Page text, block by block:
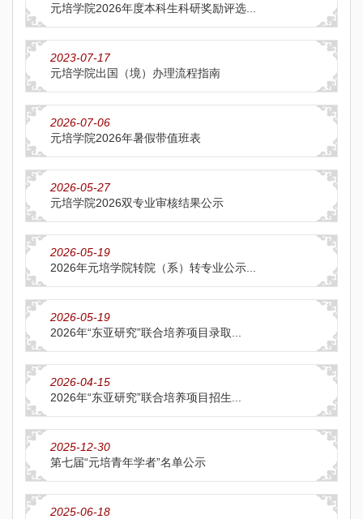
元培学院2026年度本科生科研奖励评选...
2023-07-17
元培学院出国（境）办理流程指南
2026-07-06
元培学院2026年暑假带值班表
2026-05-27
元培学院2026双专业审核结果公示
2026-05-19
2026年元培学院转院（系）转专业公示...
2026-05-19
2026年“东亚研究”联合培养项目录取...
2026-04-15
2026年“东亚研究”联合培养项目招生...
2025-12-30
第七届“元培青年学者”名单公示
2025-06-18